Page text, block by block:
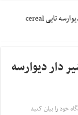
۴۸درصد تخفیف جا حبوبات شیر دار دیوارسه تایی cereal
دار دیوارسه
خود را بیان کنید